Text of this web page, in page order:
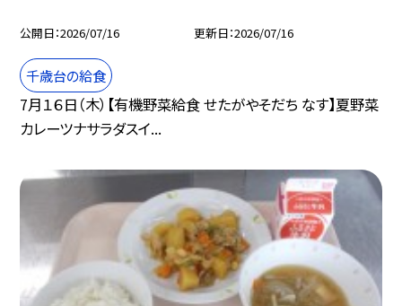
公開日 2026/07/16 更新日 2026/07/16
千歳台の給食
7月１６日（木）【有機野菜給食 せたがやそだち なす】夏野菜
カレーツナサラダスイ...